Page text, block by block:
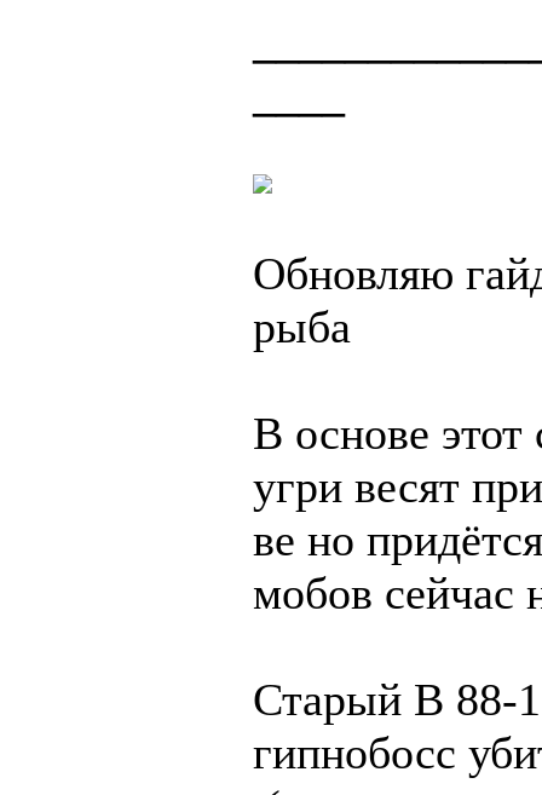
Обновляю
рыба
В основе этот
угри весят
ве но
мобов сейчас
Старый В 88-
гипнобосс